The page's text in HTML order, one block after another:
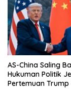
AS-China Saling
Hukuman Politik
Pertemuan Trump